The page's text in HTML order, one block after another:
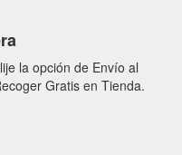
la opción de Envío al
Gratis en Tienda.